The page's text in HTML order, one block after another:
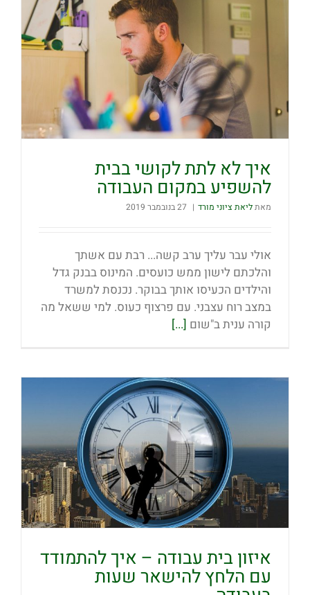
איך לא לתת לקושי בבית
להשפיע במקום העבודה
מאתליאת ציוני מורד | 27 בנובמבר 2019
אולי עבר עליך ערב קשה... רבת עם אשתך
והלכתם לישון ממש כועסים. המינוס בבנק גדל
והילדים הכעיסו אותך בבוקר. נכנסת למשרד
במצב רוח עצבני. עם פרצוף כעוס. למי ששאל מה
קורה ענית ב"שום [...]
איזון בית עבודה – איך להתמודד
עם הלחץ להישאר שעות